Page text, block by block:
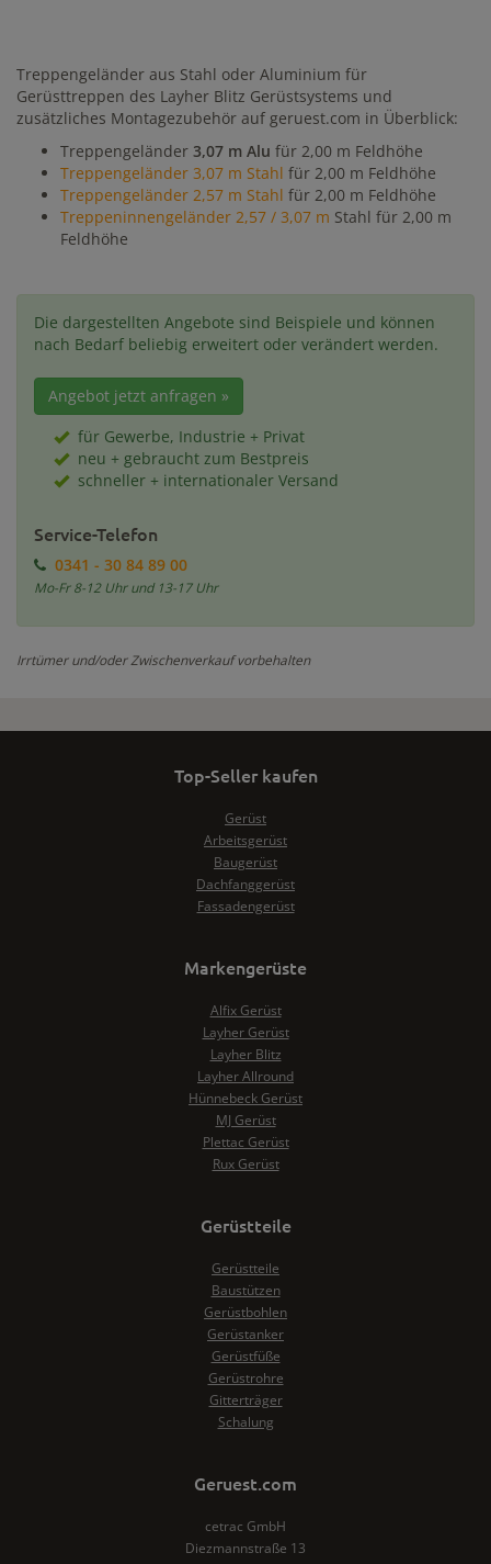
Treppengeländer aus Stahl oder Aluminium für
Gerüsttreppen des Layher Blitz Gerüstsystems und
zusätzliches Montagezubehör auf geruest.com in Überblick:
Treppengeländer 3,07 m Alu für 2,00 m Feldhöhe
Treppengeländer 3,07 m Stahl für 2,00 m Feldhöhe
Treppengeländer 2,57 m Stahl für 2,00 m Feldhöhe
Treppeninnengeländer 2,57 / 3,07 m Stahl für 2,00 m
Feldhöhe
Die dargestellten Angebote sind Beispiele und können
nach Bedarf beliebig erweitert oder verändert werden.
Angebot jetzt anfragen »
für Gewerbe, Industrie + Privat
neu + gebraucht zum Bestpreis
schneller + internationaler Versand
Service-Telefon
0341 - 30 84 89 00
Mo-Fr 8-12 Uhr und 13-17 Uhr
Irrtümer und/oder Zwischenverkauf vorbehalten
Top-Seller kaufen
Gerüst
Arbeitsgerüst
Baugerüst
Dachfanggerüst
Fassadengerüst
Markengerüste
Alfix Gerüst
Layher Gerüst
Layher Blitz
Layher Allround
Hünnebeck Gerüst
MJ Gerüst
Plettac Gerüst
Rux Gerüst
Gerüstteile
Gerüstteile
Baustützen
Gerüstbohlen
Gerüstanker
Gerüstfüße
Gerüstrohre
Gitterträger
Schalung
Geruest.com
cetrac GmbH
Diezmannstraße 13